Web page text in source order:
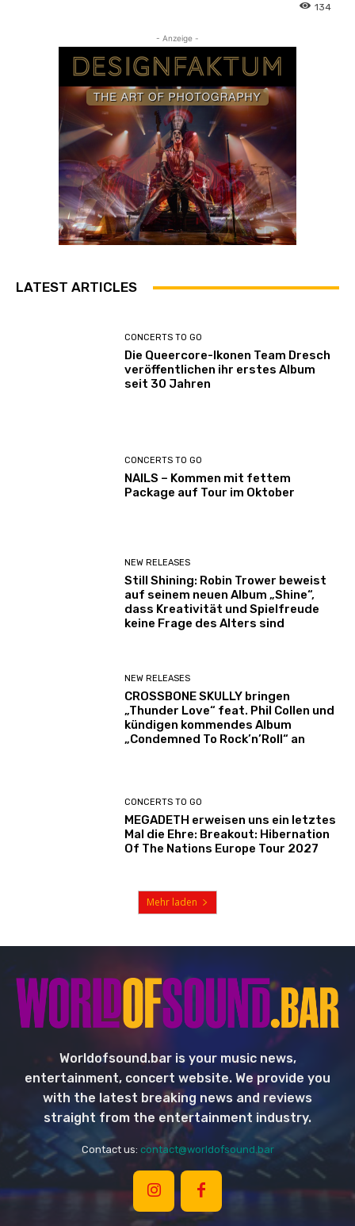
134
- Anzeige -
LATEST ARTICLES
CONCERTS TO GO
Die Queercore-Ikonen Team Dresch
veröffentlichen ihr erstes Album
seit 30 Jahren
CONCERTS TO GO
NAILS – Kommen mit fettem
Package auf Tour im Oktober
NEW RELEASES
Still Shining: Robin Trower beweist
auf seinem neuen Album „Shine“,
dass Kreativität und Spielfreude
keine Frage des Alters sind
NEW RELEASES
CROSSBONE SKULLY bringen
„Thunder Love“ feat. Phil Collen und
kündigen kommendes Album
„Condemned To Rock’n’Roll“ an
CONCERTS TO GO
MEGADETH erweisen uns ein letztes
Mal die Ehre: Breakout: Hibernation
Of The Nations Europe Tour 2027
Mehr laden
Worldofsound.bar is your music news,
entertainment, concert website. We provide you
with the latest breaking news and reviews
straight from the entertainment industry.
Contact us: contact@worldofsound.bar